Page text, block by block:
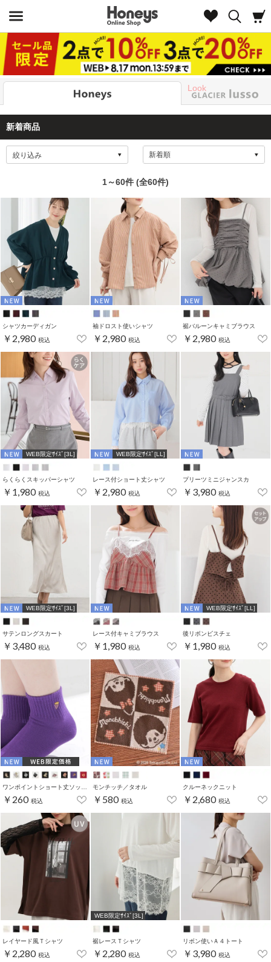
Look
新着商品
絞り込み
1～60件 (全60件)
シャツカーディガン
￥2,980 税込
袖ドロスト使いシャツ
￥2,980 税込
裾バルーンキャミブラウス
￥2,980 税込
WEB限定ｻｲｽﾞ[3L]
らくらくスキッパーシャツ
￥1,980 税込
WEB限定ｻｲｽﾞ[LL]
レース付ショート丈シャツ
￥2,980 税込
プリーツミニジャンスカ
￥3,980 税込
WEB限定ｻｲｽﾞ[3L]
サテンロングスカート
￥3,480 税込
レース付キャミブラウス
￥1,980 税込
WEB限定ｻｲｽﾞ[LL]
後リボンビスチェ
￥1,980 税込
ワンポイントショート丈ソックス
￥260 税込
モンチッチ／タオル
￥580 税込
クルーネックニット
￥2,680 税込
レイヤード風Ｔシャツ
￥2,280 税込
WEB限定ｻｲｽﾞ[3L]
裾レースＴシャツ
￥2,280 税込
リボン使いＡ４トート
￥3,980 税込